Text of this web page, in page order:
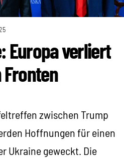
Europa verliert
zwischen Trump
Hoffnungen für einen
Ukraine geweckt. Die